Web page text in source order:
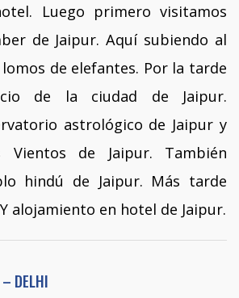
Luego primero visitamos
de Jaipur. Aquí subiendo al
de elefantes. Por la tarde
de la ciudad de Jaipur.
astrológico de Jaipur y
Vientos de Jaipur. También
hindú de Jaipur. Más tarde
alojamiento en hotel de Jaipur.
DELHI